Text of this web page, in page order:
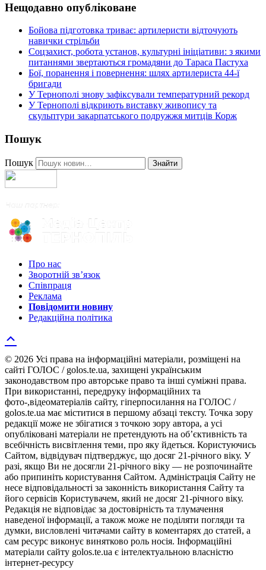
Нещодавно опубліковане
Бойова підготовка триває: артилеристи відточують
навички стрільби
Соцзахист, робота установ, культурні ініціативи: з якими
питаннями звертаються громадяни до Тараса Пастуха
Бої, поранення і повернення: шлях артилериста 44-ї
бригади
У Тернополі знову зафіксували температурний рекорд
У Тернополі відкриють виставку живопису та
скульптури закарпатського подружжя митців Корж
Пошук
Пошук Знайти
Про нас
Зворотній зв’язок
Співпраця
Реклама
Повідомити новину
Редакційна політика
© 2026 Усі права на інформаційні матеріали, розміщені на
сайті ГОЛОС / golos.te.ua, захищені українським
законодавством про авторське право та інші суміжні права.
При використанні, передруку інформаційних та
фото-,відеоматеріалів сайту, гіперпосилання на ГОЛОС /
golos.te.ua має міститися в першому абзаці тексту. Точка зору
редакції може не збігатися з точкою зору автора, а усі
опубліковані матеріали не претендують на об’єктивність та
всебічність висвітлення теми, про яку йдеться. Користуючись
Сайтом, відвідувач підтверджує, що досяг 21-річного віку. У
разі, якщо Ви не досягли 21-річного віку — не розпочинайте
або припиніть користування Сайтом. Адміністрація Сайту не
несе відповідальності за законність використання Сайту та
його сервісів Користувачем, який не досяг 21-річного віку.
Редакція не відповідає за достовірність та тлумачення
наведеної інформації, а також може не поділяти погляди та
думки, висловлені читачами сайту в коментарях до статей, а
сам ресурс виконує винятково роль носія. Інформаційні
матеріали сайту golos.te.ua є інтелектуальною власністю
інтернет-ресурсу